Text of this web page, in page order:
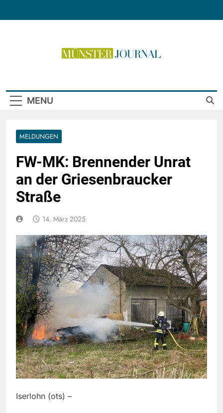
MENU
MELDUNGEN
FW-MK: Brennender Unrat
an der Griesenbraucker
Straße
14. März 2025
Iserlohn (ots) –